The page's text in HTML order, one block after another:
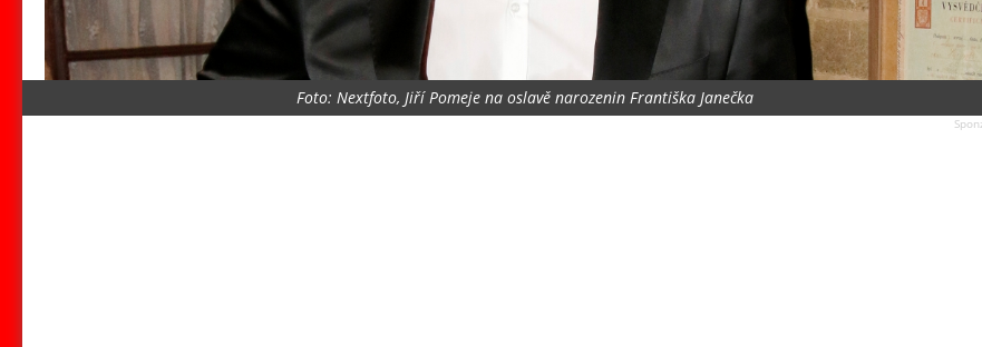
Foto: Nextfoto, Jiří Pomeje na oslavě narozenin Františka Janečka